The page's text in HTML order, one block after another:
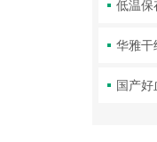
国产好